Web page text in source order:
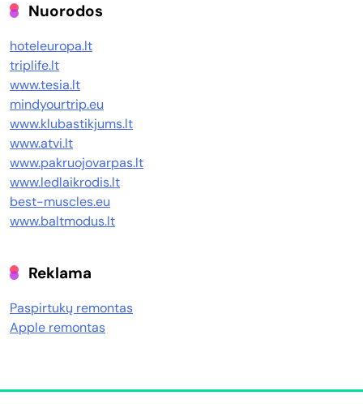
Nuorodos
hoteleuropa.lt
triplife.lt
www.tesia.lt
mindyourtrip.eu
www.klubastikjums.lt
www.atvi.lt
www.pakruojovarpas.lt
www.ledlaikrodis.lt
best-muscles.eu
www.baltmodus.lt
Reklama
Paspirtukų remontas
Apple remontas